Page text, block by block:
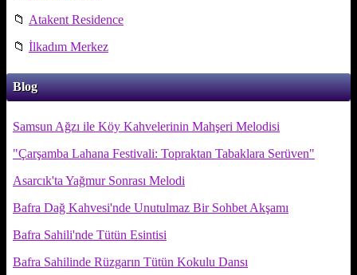
📁 Atakent Residence
📁 İlkadım Merkez
Blog
Samsun Ağzı ile Köy Kahvelerinin Mahşeri Melodisi
"Çarşamba Lahana Festivali: Topraktan Tabaklara Serüven"
Asarcık'ta Yağmur Sonrası Melodi
Bafra Dağ Kahvesi'nde Unutulmaz Bir Sohbet Akşamı
Bafra Sahili'nde Tütün Esintisi
Bafra Sahilinde Rüzgarın Tütün Kokulu Dansı